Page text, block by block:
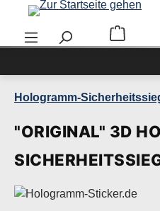
Zum Hauptinhalt springen
Hologramm-
"ORIGINAL" 3D